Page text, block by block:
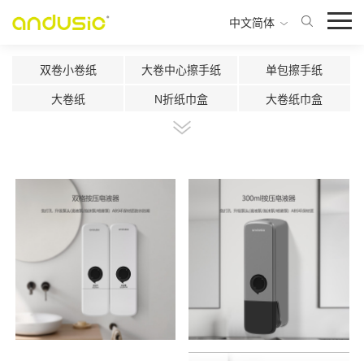
中文简体
双卷小卷纸 大卷中心擦手纸 单包擦手纸
大卷纸 N折纸巾盒 大卷纸巾盒
中心抽双卷纸巾盒
二流体雾化香氛机
500ml马桶消毒器 1000ml感应皂液器 1000按压皂液器
800ml按压皂液器
450ml感应出液机 420ml按压皂液器